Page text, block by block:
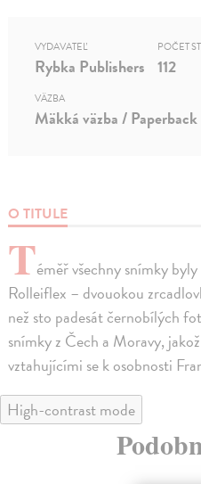
O TITULE
Téměř všechny snímky
Rolleiflex – dvouokou
než sto padesát černobílých
snímky z Čech a Moravy,
vztahujícími se k osobnosti
VYDAVATEĽ
Rybka Publishers
POČET
112
VÄZBA
Mäkká väzba / Paperback
High-contrast mode